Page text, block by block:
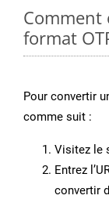
Comment
format
Pour convertir
comme suit :
Visitez le
Entrez
convertir